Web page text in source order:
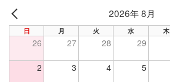
PREV
2026年 8月
日 月 火 水 木
26 27 28 29
2 3 4 5